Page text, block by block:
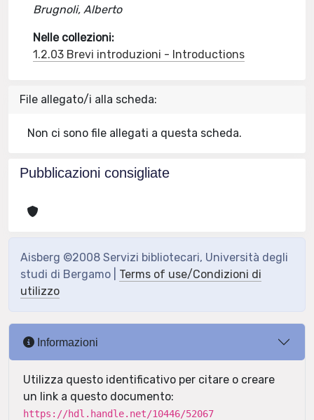
Brugnoli, Alberto
Nelle collezioni:
1.2.03 Brevi introduzioni - Introductions
File allegato/i alla scheda:
Non ci sono file allegati a questa scheda.
Pubblicazioni consigliate
Aisberg ©2008 Servizi bibliotecari, Università degli
studi di Bergamo | Terms of use/Condizioni di
utilizzo
Informazioni
Utilizza questo identificativo per citare o creare
un link a questo documento:
https://hdl.handle.net/10446/52067